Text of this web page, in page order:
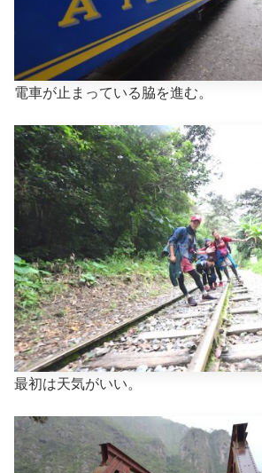
電車が止まっている脇を進む。
最初は天気がいい。